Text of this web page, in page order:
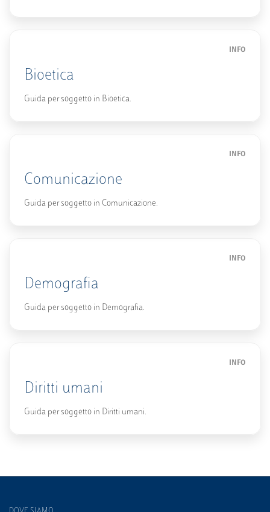
INFO
Bioetica
Guida per soggetto in Bioetica.
INFO
Comunicazione
Guida per soggetto in Comunicazione.
INFO
Demografia
Guida per soggetto in Demografia.
INFO
Diritti umani
Guida per soggetto in Diritti umani.